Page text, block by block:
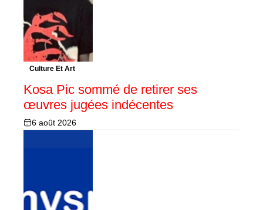
Culture Et Art
Kosa Pic sommé de retirer ses
œuvres jugées indécentes
6 août 2026